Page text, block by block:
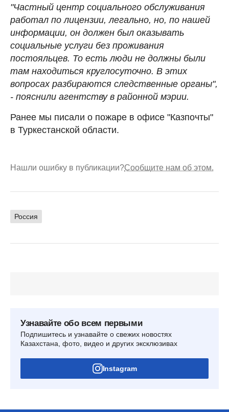
"Частный центр социального обслуживания
работал по лицензии, легально, но, по нашей
информации, он должен был оказывать
социальные услуги без проживания
постояльцев. То есть люди не должны были
там находиться круглосуточно. В этих
вопросах разбираются следственные органы",
- пояснили агентству в районной мэрии.
Ранее мы писали о пожаре в офисе "Казпочты"
в Туркестанской области.
Нашли ошибку в публикации?Сообщите нам об этом.
Россия
Узнавайте обо всем первыми
Подпишитесь и узнавайте о свежих новостях
Казахстана, фото, видео и других эксклюзивах
Instagram